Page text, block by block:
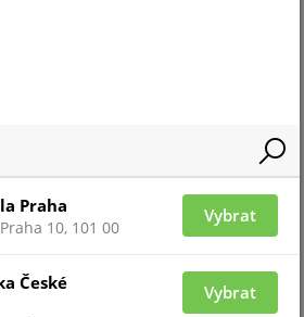
Praha
10, 101 00
Vybrat
České
Vybrat